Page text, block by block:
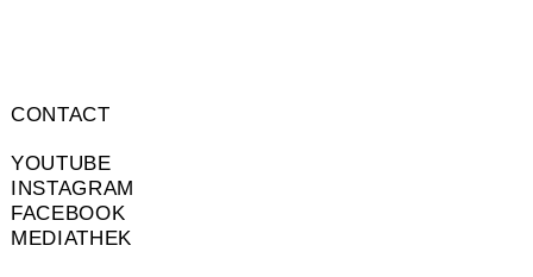
CONTACT
YOUTUBE
INSTAGRAM
FACEBOOK
MEDIATHEK